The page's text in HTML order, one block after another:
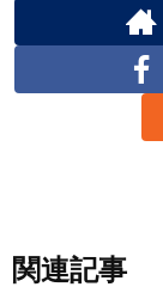
関連記事